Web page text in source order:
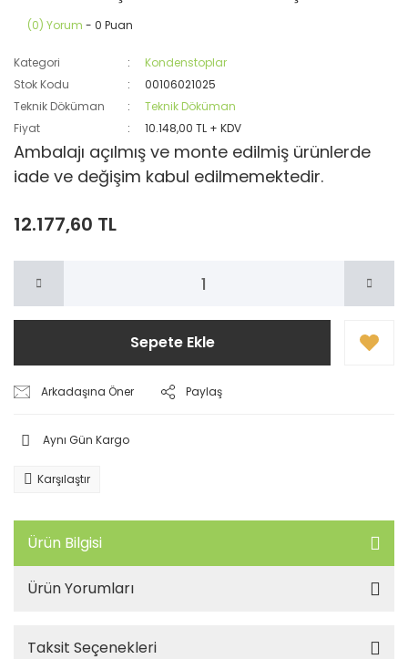
(0) Yorum - 0 Puan
Kategori
Kondenstoplar
Stok Kodu
00106021025
Teknik Döküman
Teknik Döküman
Fiyat
10.148,00 TL + KDV
Ambalajı açılmış ve monte edilmiş ürünlerde
iade ve değişim kabul edilmemektedir.
12.177,60 TL
Sepete Ekle
Arkadaşına Öner Paylaş
Aynı Gün Kargo
Karşılaştır
Ürün Bilgisi
Ürün Yorumları
Taksit Seçenekleri